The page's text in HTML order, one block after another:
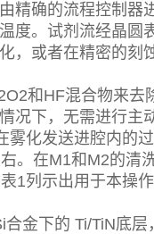
精确的流程控制器
度。试剂流经晶圆
，或者在精密的刻
和HF混合物来去
况下，无需进行主
化发送进腔内的
。在M1和M2的清
1列示出用于本操
金下的 Ti/TiN底